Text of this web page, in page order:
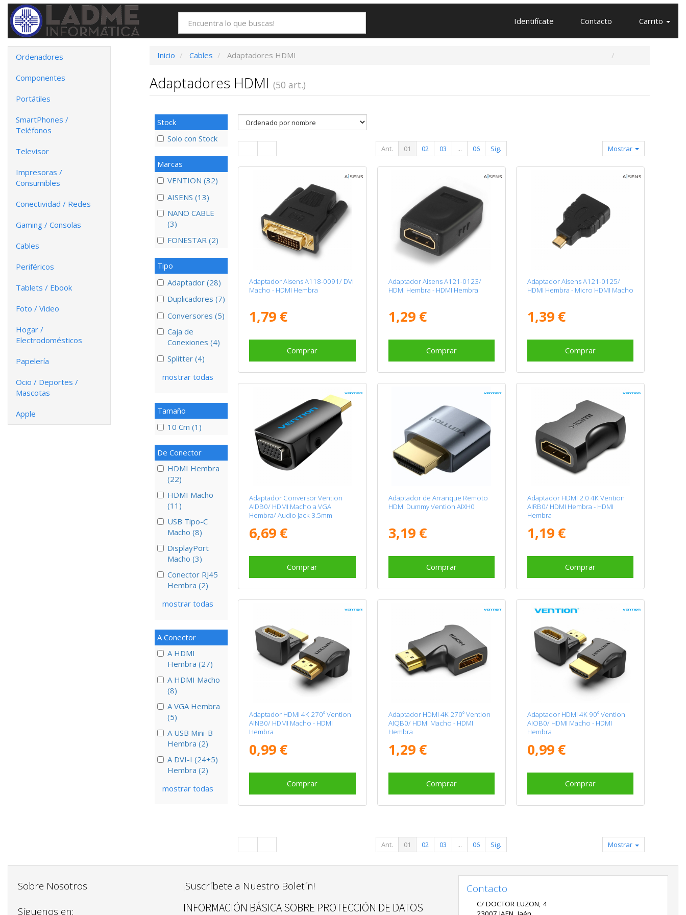
Identifícate Contacto Carrito
Ordenadores
Componentes
Portátiles
SmartPhones /
Teléfonos
Televisor
Impresoras /
Consumibles
Conectividad / Redes
Gaming / Consolas
Cables
Periféricos
Tablets / Ebook
Foto / Video
Hogar /
Electrodomésticos
Papelería
Ocio / Deportes /
Mascotas
Apple
Inicio Cables Adaptadores HDMI
Adaptadores HDMI (50 art.)
Stock
Solo con Stock
Marcas
VENTION (32)
AISENS (13)
NANO CABLE
(3)
FONESTAR (2)
Tipo
Adaptador (28)
Duplicadores (7)
Conversores (5)
Caja de
Conexiones (4)
Splitter (4)
mostrar todas
Tamaño
10 Cm (1)
De Conector
HDMI Hembra
(22)
HDMI Macho
(11)
USB Tipo-C
Macho (8)
DisplayPort
Macho (3)
Conector RJ45
Hembra (2)
mostrar todas
A Conector
A HDMI
Hembra (27)
A HDMI Macho
(8)
A VGA Hembra
(5)
A USB Mini-B
Hembra (2)
A DVI-I (24+5)
Hembra (2)
mostrar todas
Ant. 01 02 03 ... 06 Sig. Mostrar
Adaptador Aisens A118-0091/ DVI
Macho - HDMI Hembra
1,79 €
Comprar
Adaptador Aisens A121-0123/
HDMI Hembra - HDMI Hembra
1,29 €
Comprar
Adaptador Aisens A121-0125/
HDMI Hembra - Micro HDMI Macho
1,39 €
Comprar
Adaptador Conversor Vention
AIDB0/ HDMI Macho a VGA
Hembra/ Audio Jack 3.5mm
6,69 €
Comprar
Adaptador de Arranque Remoto
HDMI Dummy Vention AIXH0
3,19 €
Comprar
Adaptador HDMI 2.0 4K Vention
AIRB0/ HDMI Hembra - HDMI
Hembra
1,19 €
Comprar
Adaptador HDMI 4K 270º Vention
AINB0/ HDMI Macho - HDMI
Hembra
0,99 €
Comprar
Adaptador HDMI 4K 270º Vention
AIQB0/ HDMI Macho - HDMI
Hembra
1,29 €
Comprar
Adaptador HDMI 4K 90º Vention
AIOB0/ HDMI Macho - HDMI
Hembra
0,99 €
Comprar
Ant. 01 02 03 ... 06 Sig. Mostrar
Sobre Nosotros
Síguenos en:
¡Suscríbete a Nuestro Boletín!
INFORMACIÓN BÁSICA SOBRE PROTECCIÓN DE DATOS
Contacto
C/ DOCTOR LUZON, 4